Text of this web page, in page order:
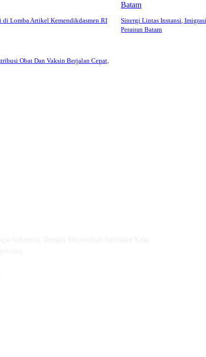
di Lomba Artikel Kemendikdasmen RI
Batam
Sinergi Lintas Instansi,
Perairan Batam
Obat Dan Vaksin Berjalan Cepat,